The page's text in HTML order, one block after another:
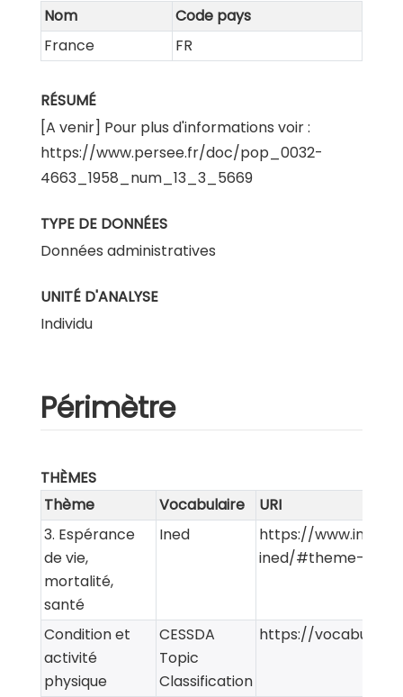
Nom
Code pays
France
FR
RÉSUMÉ
[A venir] Pour plus d'informations voir :
https://www.persee.fr/doc/pop_0032-
4663_1958_num_13_3_5669
TYPE DE DONNÉES
Données administratives
UNITÉ D'ANALYSE
Individu
Périmètre
THÈMES
Thème
Vocabulaire
URI
3. Espérance
de vie,
mortalité,
santé
Ined
https://
ined/#theme-3
Condition et
activité
physique
CESSDA
Topic
Classification
https://